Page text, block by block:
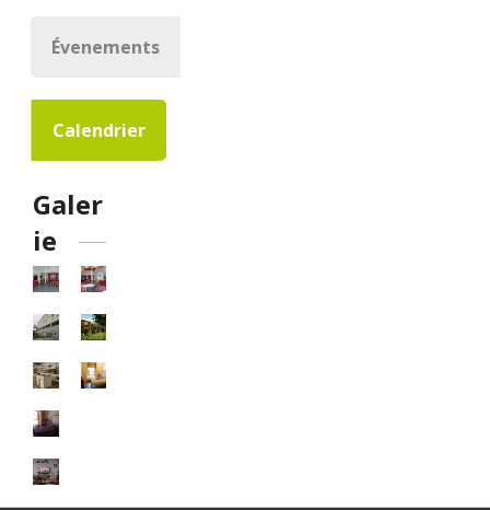
Évenements
Calendrier
Galer
ie